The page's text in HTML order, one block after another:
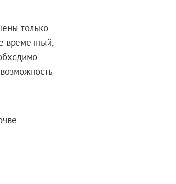
только
временный,